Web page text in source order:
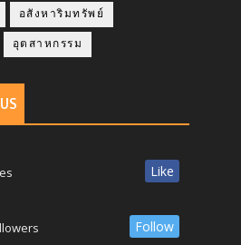
อสังหาริมทรัพย์
อุตสาหกรรม
Like
Follow